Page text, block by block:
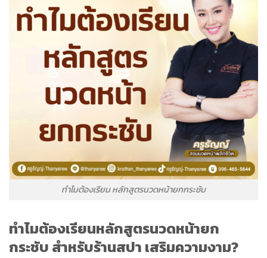
ทำไมต้องเรียน หลักสูตรนวดหน้ายกกระชับ
ทำไมต้องเรียนหลักสูตรนวดหน้ายก
กระชับ สำหรับร้านสปา เสริมความงาม?